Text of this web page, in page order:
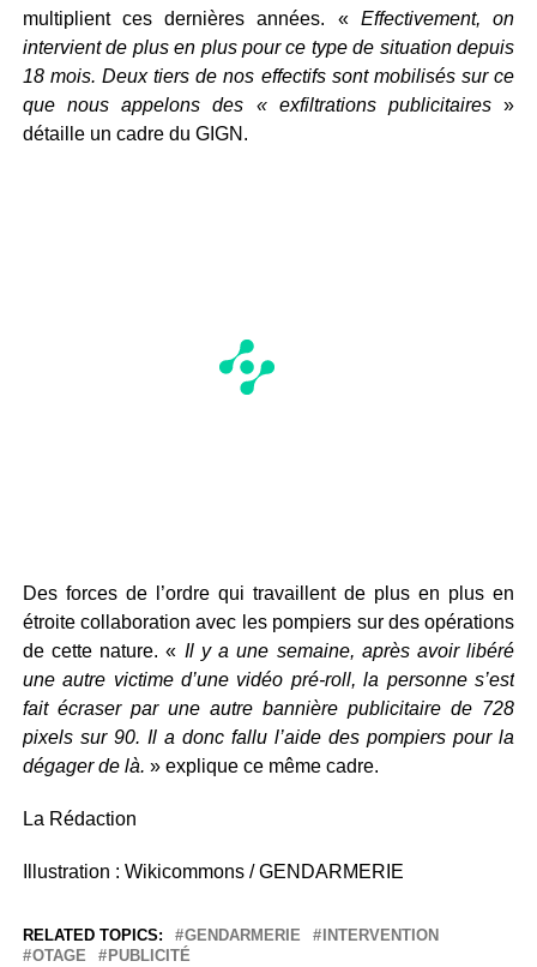
multiplient ces dernières années. «Effectivement, on
intervient de plus en plus pour ce type de situation depuis
18 mois. Deux tiers de nos effectifs sont mobilisés sur ce
que nous appelons des « exfiltrations publicitaires »
détaille un cadre du GIGN.
Des forces de l’ordre qui travaillent de plus en plus en
étroite collaboration avec les pompiers sur des opérations
de cette nature. « Il y a une semaine, après avoir libéré
une autre victime d’une vidéo pré-roll, la personne s’est
fait écraser par une autre bannière publicitaire de 728
pixels sur 90. Il a donc fallu l’aide des pompiers pour la
dégager de là. » explique ce même cadre.
La Rédaction
Illustration : Wikicommons / GENDARMERIE
RELATED TOPICS: GENDARMERIE
INTERVENTION
OTAGE
PUBLICITÉ